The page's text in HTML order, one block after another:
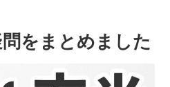
をまとめました